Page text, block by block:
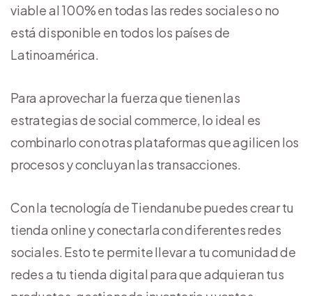
viable al 100% en todas las redes sociales o no
está disponible en todos los países de
Latinoamérica.
Para aprovechar la fuerza que tienen las
estrategias de social commerce, lo ideal es
combinarlo con otras plataformas que agilicen los
procesos y concluyan las transacciones.
Con la tecnología de Tiendanube puedes crear tu
tienda online y conectarla con diferentes redes
sociales. Esto te permite llevar a tu comunidad de
redes a tu tienda digital para que adquieran tus